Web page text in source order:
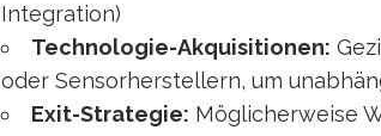
Integration)
Technologie-Akquisitionen:
oder Sensorherstellern, um
Exit-Strategie: Möglicherweise